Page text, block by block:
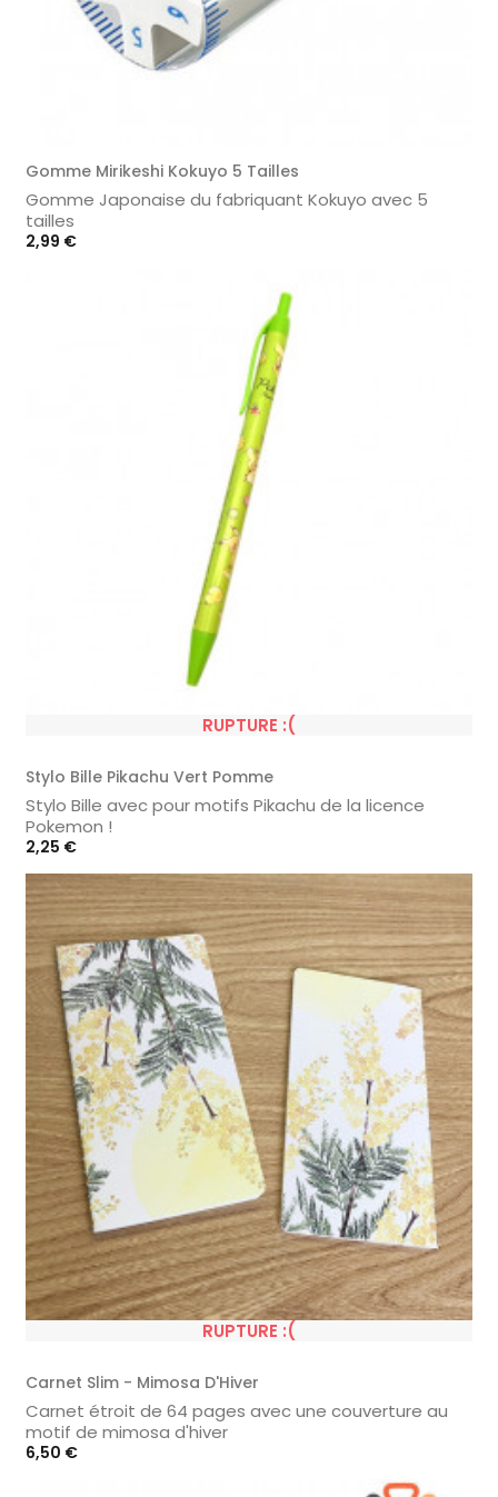
Gomme Mirikeshi Kokuyo 5 Tailles
Gomme Japonaise du fabriquant Kokuyo avec 5
tailles
Prix
2,99 €
RUPTURE :(
Stylo Bille Pikachu Vert Pomme
Stylo Bille avec pour motifs Pikachu de la licence
Pokemon !
Prix
2,25 €
RUPTURE :(
Carnet Slim - Mimosa D'Hiver
Carnet étroit de 64 pages avec une couverture au
motif de mimosa d'hiver
Prix
6,50 €